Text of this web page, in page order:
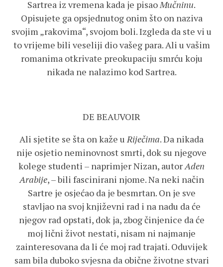
Sartrea iz vremena kada je pisaoMučninu.
Opisujete ga opsjednutog onim što on naziva
svojim „rakovima“, svojom boli. Izgleda da ste vi u
to vrijeme bili veseliji dio vašeg para. Ali u vašim
romanima otkrivate preokupaciju smrću koju
nikada ne nalazimo kod Sartrea.
DE BEAUVOIR
Ali sjetite se šta on kaže uRiječima. Da nikada
nije osjetio neminovnost smrti, dok su njegove
kolege studenti – naprimjer Nizan, autorAden
Arabije, – bili fascinirani njome. Na neki način
Sartre je osjećao da je besmrtan. On je sve
stavljao na svoj književni rad i na nadu da će
njegov rad opstati, dok ja, zbog činjenice da će
moj lični život nestati, nisam ni najmanje
zainteresovana da li će moj rad trajati. Oduvijek
sam bila duboko svjesna da obične životne stvari